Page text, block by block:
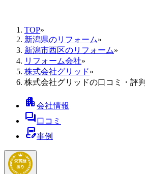
TOP»
新潟県のリフォーム»
新潟市西区のリフォーム»
リフォーム会社»
株式会社グリッド»
株式会社グリッドの口コミ・評判
apartment会社情報
forum口コミ
contract_edit事例